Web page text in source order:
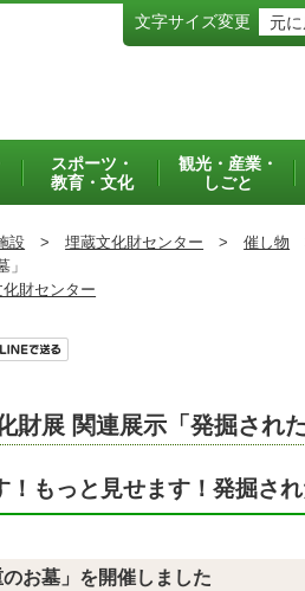
文字サイズ変更 元
スポーツ・
教育・文化
観光・産業・
しごと
設 > 埋蔵文化財センター > 催し物
財センター
財展 関連展示「発掘され
！もっと見せます！発掘され
のお墓」を開催しました